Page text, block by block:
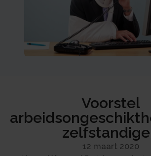
Voorstel
12 maart 2020